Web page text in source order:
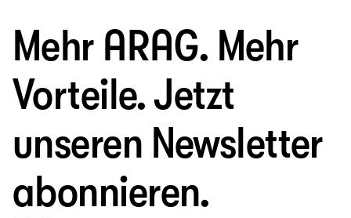
Mehr ARAG. Mehr
Vorteile. Jetzt
unseren Newsletter
abonnieren.